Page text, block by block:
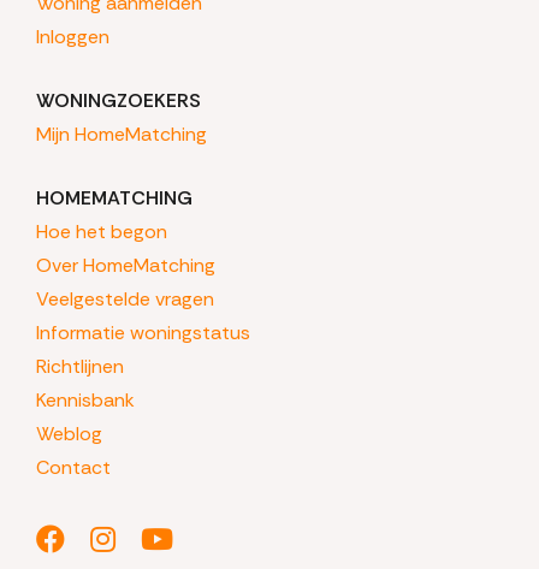
Inloggen
WONINGZOEKERS
Mijn HomeMatching
HOMEMATCHING
Hoe het begon
Over HomeMatching
Veelgestelde vragen
Informatie woningstatus
Richtlijnen
Kennisbank
Weblog
Contact